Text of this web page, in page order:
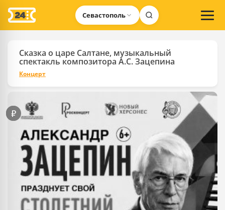
Севастополь
Сказка о царе Салтане, музыкальный
спектакль композитора А.С. Зацепина
Концерт